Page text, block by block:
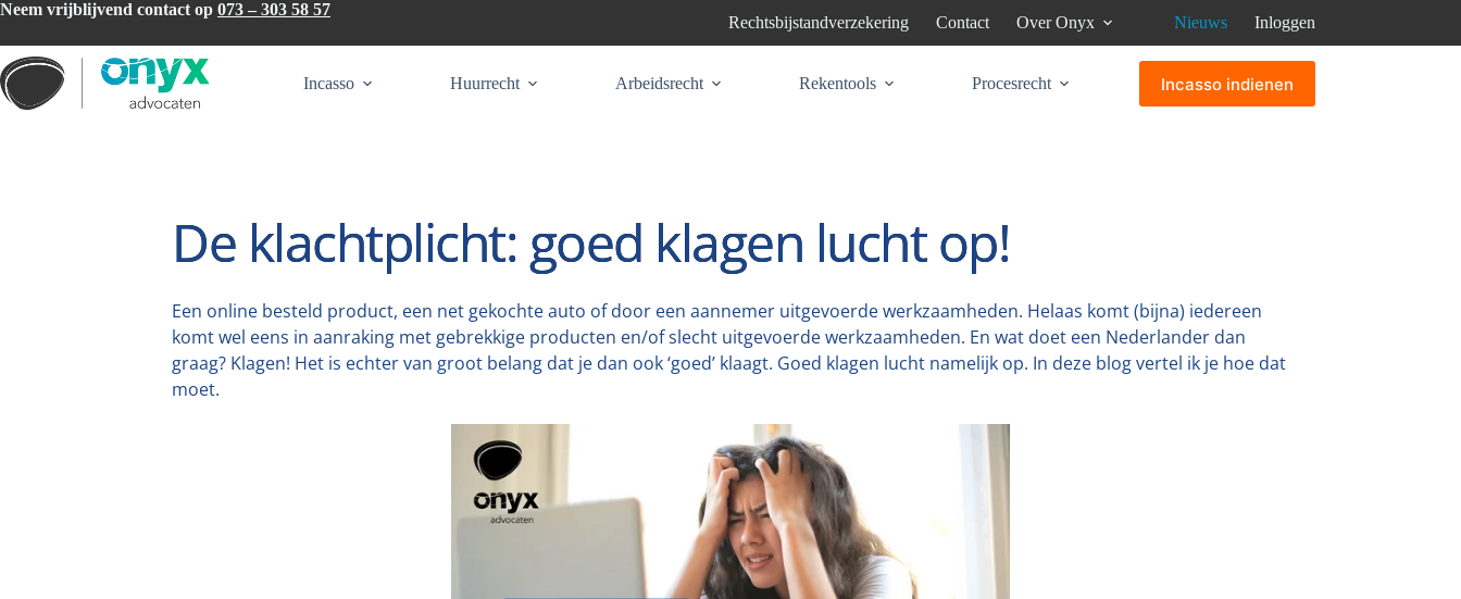
Ga
de
inhoud
Neem vrijblijvend contact op 073 – 303 58 57
Rechtsbijstandverzekering Contact Over Onyx Nieuws Inloggen
Incasso Huurrecht Arbeidsrecht Rekentools Procesrecht Incasso indienen
De klachtplicht: goed klagen lucht op!
Een online besteld product, een net gekochte auto of door een aannemer uitgevoerde werkzaamheden. Helaas komt (bijna) iedereen
komt wel eens in aanraking met gebrekkige producten en/of slecht uitgevoerde werkzaamheden. En wat doet een Nederlander dan
graag? Klagen! Het is echter van groot belang dat je dan ook ‘goed’ klaagt. Goed klagen lucht namelijk op. In deze blog vertel ik je hoe dat
moet.